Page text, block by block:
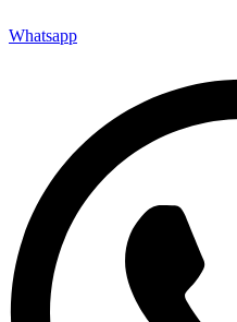
Whatsapp